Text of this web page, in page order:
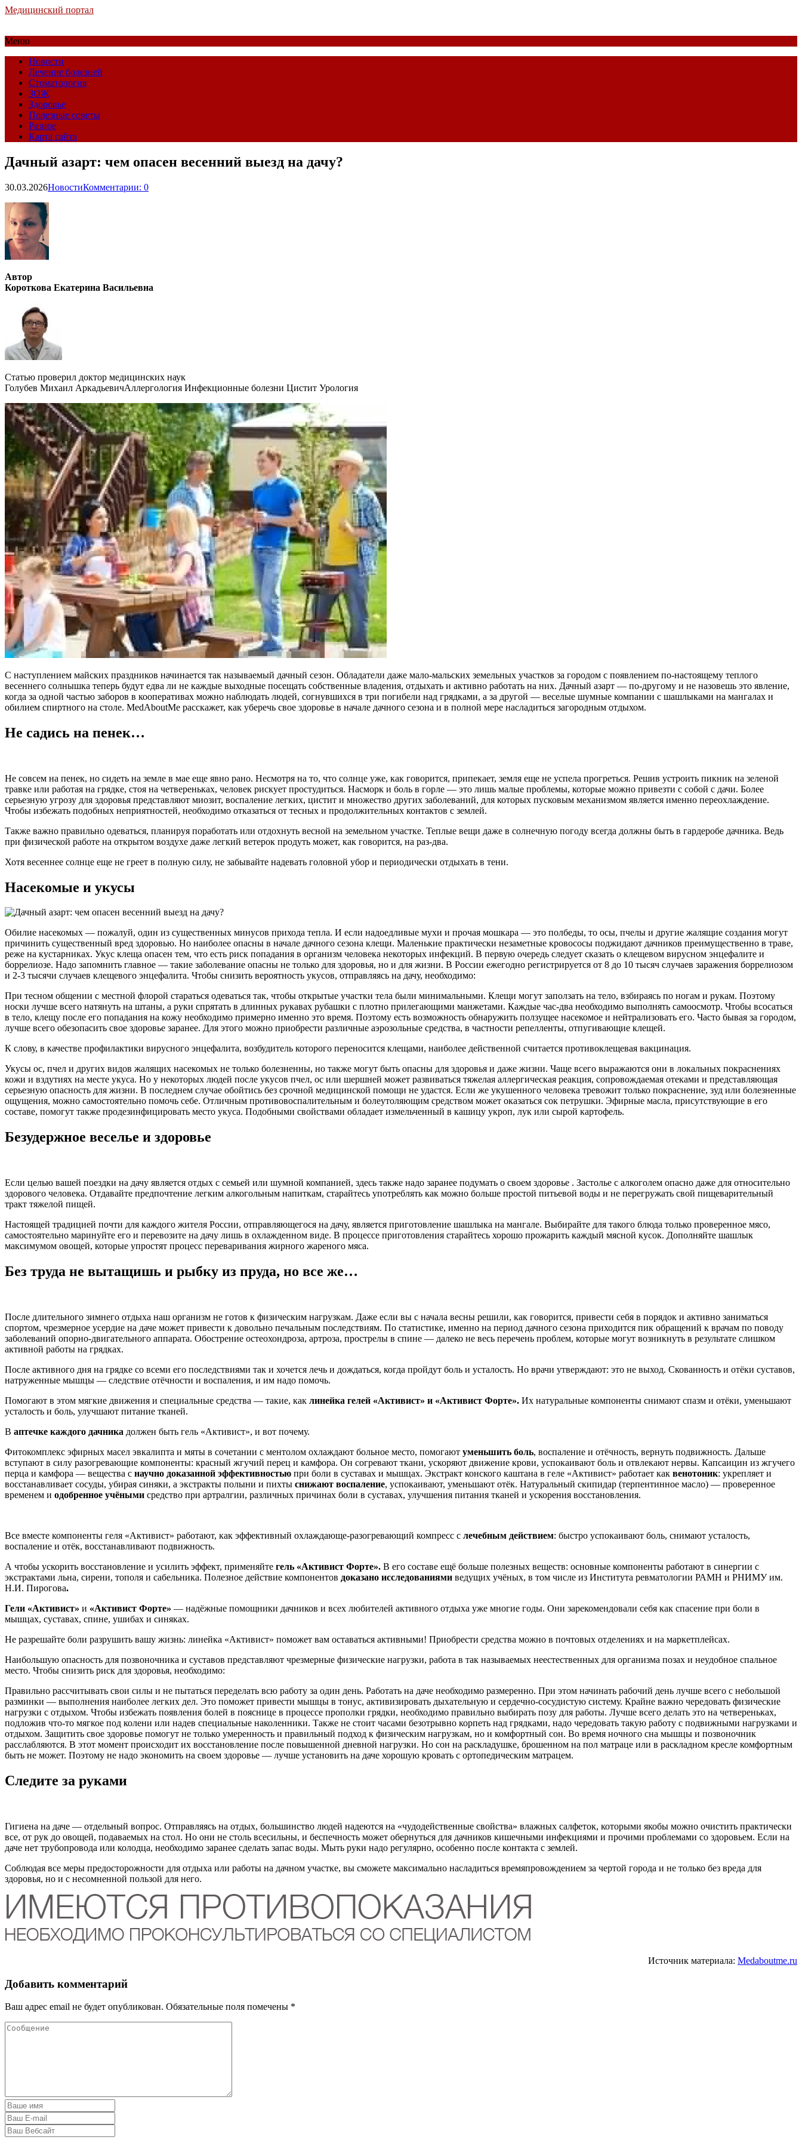
Медицинский портал
Меню
Новости
Лечение болезней
Стоматология
ЗОЖ
Здоровье
Полезные советы
Разное
Карта сайта
Дачный азарт: чем опасен весенний выезд на дачу?
30.03.2026НовостиКомментарии: 0
Автор
Короткова Екатерина Васильевна
Статью проверил доктор медицинских наук
Голубев Михаил АркадьевичАллергология Инфекционные болезни Цистит Урология
С наступлением майских праздников начинается так называемый дачный сезон. Обладатели даже мало-мальских земельных участков за городом с появлением по-настоящему теплого
весеннего солнышка теперь будут едва ли не каждые выходные посещать собственные владения, отдыхать и активно работать на них. Дачный азарт — по-другому и не назовешь это явление,
когда за одной частью заборов в кооперативах можно наблюдать людей, согнувшихся в три погибели над грядками, а за другой — веселые шумные компании с шашлыками на мангалах и
обилием спиртного на столе. MedAboutMe расскажет, как уберечь свое здоровье в начале дачного сезона и в полной мере насладиться загородным отдыхом.
Не садись на пенек…
Не совсем на пенек, но сидеть на земле в мае еще явно рано. Несмотря на то, что солнце уже, как говорится, припекает, земля еще не успела прогреться. Решив устроить пикник на зеленой
травке или работая на грядке, стоя на четвереньках, человек рискует простудиться. Насморк и боль в горле — это лишь малые проблемы, которые можно привезти с собой с дачи. Более
серьезную угрозу для здоровья представляют миозит, воспаление легких, цистит и множество других заболеваний, для которых пусковым механизмом является именно переохлаждение.
Чтобы избежать подобных неприятностей, необходимо отказаться от тесных и продолжительных контактов с землей.
Также важно правильно одеваться, планируя поработать или отдохнуть весной на земельном участке. Теплые вещи даже в солнечную погоду всегда должны быть в гардеробе дачника. Ведь
при физической работе на открытом воздухе даже легкий ветерок продуть может, как говорится, на раз-два.
Хотя весеннее солнце еще не греет в полную силу, не забывайте надевать головной убор и периодически отдыхать в тени.
Насекомые и укусы
Обилие насекомых — пожалуй, один из существенных минусов прихода тепла. И если надоедливые мухи и прочая мошкара — это полбеды, то осы, пчелы и другие жалящие создания могут
причинить существенный вред здоровью. Но наиболее опасны в начале дачного сезона клещи. Маленькие практически незаметные кровососы поджидают дачников преимущественно в траве,
реже на кустарниках. Укус клеща опасен тем, что есть риск попадания в организм человека некоторых инфекций. В первую очередь следует сказать о клещевом вирусном энцефалите и
боррелиозе. Надо запомнить главное — такие заболевание опасны не только для здоровья, но и для жизни. В России ежегодно регистрируется от 8 до 10 тысяч случаев заражения боррелиозом
и 2-3 тысячи случаев клещевого энцефалита. Чтобы снизить вероятность укусов, отправляясь на дачу, необходимо:
При тесном общении с местной флорой стараться одеваться так, чтобы открытые участки тела были минимальными. Клещи могут заползать на тело, взбираясь по ногам и рукам. Поэтому
носки лучше всего натянуть на штаны, а руки спрятать в длинных рукавах рубашки с плотно прилегающими манжетами. Каждые час-два необходимо выполнять самоосмотр. Чтобы всосаться
в тело, клещу после его попадания на кожу необходимо примерно именно это время. Поэтому есть возможность обнаружить ползущее насекомое и нейтрализовать его. Часто бывая за городом,
лучше всего обезопасить свое здоровье заранее. Для этого можно приобрести различные аэрозольные средства, в частности репелленты, отпугивающие клещей.
К слову, в качестве профилактики вирусного энцефалита, возбудитель которого переносится клещами, наиболее действенной считается противоклещевая вакцинация.
Укусы ос, пчел и других видов жалящих насекомых не только болезненны, но также могут быть опасны для здоровья и даже жизни. Чаще всего выражаются они в локальных покраснениях
кожи и вздутиях на месте укуса. Но у некоторых людей после укусов пчел, ос или шершней может развиваться тяжелая аллергическая реакция, сопровождаемая отеками и представляющая
серьезную опасность для жизни. В последнем случае обойтись без срочной медицинской помощи не удастся. Если же укушенного человека тревожит только покраснение, зуд или болезненные
ощущения, можно самостоятельно помочь себе. Отличным противовоспалительным и болеутоляющим средством может оказаться сок петрушки. Эфирные масла, присутствующие в его
составе, помогут также продезинфицировать место укуса. Подобными свойствами обладает измельченный в кашицу укроп, лук или сырой картофель.
Безудержное веселье и здоровье
Если целью вашей поездки на дачу является отдых с семьей или шумной компанией, здесь также надо заранее подумать о своем здоровье . Застолье с алкоголем опасно даже для относительно
здорового человека. Отдавайте предпочтение легким алкогольным напиткам, старайтесь употреблять как можно больше простой питьевой воды и не перегружать свой пищеварительный
тракт тяжелой пищей.
Настоящей традицией почти для каждого жителя России, отправляющегося на дачу, является приготовление шашлыка на мангале. Выбирайте для такого блюда только проверенное мясо,
самостоятельно маринуйте его и перевозите на дачу лишь в охлажденном виде. В процессе приготовления старайтесь хорошо прожарить каждый мясной кусок. Дополняйте шашлык
максимумом овощей, которые упростят процесс переваривания жирного жареного мяса.
Без труда не вытащишь и рыбку из пруда, но все же…
После длительного зимнего отдыха наш организм не готов к физическим нагрузкам. Даже если вы с начала весны решили, как говорится, привести себя в порядок и активно заниматься
спортом, чрезмерное усердие на даче может привести к довольно печальным последствиям. По статистике, именно на период дачного сезона приходится пик обращений к врачам по поводу
заболеваний опорно-двигательного аппарата. Обострение остеохондроза, артроза, прострелы в спине — далеко не весь перечень проблем, которые могут возникнуть в результате слишком
активной работы на грядках.
После активного дня на грядке со всеми его последствиями так и хочется лечь и дождаться, когда пройдут боль и усталость. Но врачи утверждают: это не выход. Скованность и отёки суставов,
натруженные мышцы — следствие отёчности и воспаления, и им надо помочь.
Помогают в этом мягкие движения и специальные средства — такие, как линейка гелей «Активист» и «Активист Форте». Их натуральные компоненты снимают спазм и отёки, уменьшают
усталость и боль, улучшают питание тканей.
В аптечке каждого дачника должен быть гель «Активист», и вот почему.
Фитокомплекс эфирных масел эвкалипта и мяты в сочетании с ментолом охлаждают больное место, помогают уменьшить боль, воспаление и отёчность, вернуть подвижность. Дальше
вступают в силу разогревающие компоненты: красный жгучий перец и камфора. Он согревают ткани, ускоряют движение крови, успокаивают боль и отвлекают нервы. Капсаицин из жгучего
перца и камфора — вещества с научно доказанной эффективностью при боли в суставах и мышцах. Экстракт конского каштана в геле «Активист» работает как венотоник: укрепляет и
восстанавливает сосуды, убирая синяки, а экстракты полыни и пихты снижают воспаление, успокаивают, уменьшают отёк. Натуральный скипидар (терпентинное масло) — проверенное
временем и одобренное учёными средство при артралгии, различных причинах боли в суставах, улучшения питания тканей и ускорения восстановления.
Все вместе компоненты геля «Активист» работают, как эффективный охлаждающе-разогревающий компресс с лечебным действием: быстро успокаивают боль, снимают усталость,
воспаление и отёк, восстанавливают подвижность.
А чтобы ускорить восстановление и усилить эффект, применяйте гель «Активист Форте». В его составе ещё больше полезных веществ: основные компоненты работают в синергии с
экстрактами льна, сирени, тополя и сабельника. Полезное действие компонентов доказано исследованиями ведущих учёных, в том числе из Института ревматологии РАМН и РНИМУ им.
Н.И. Пирогова.
Гели «Активист» и «Активист Форте» — надёжные помощники дачников и всех любителей активного отдыха уже многие годы. Они зарекомендовали себя как спасение при боли в
мышцах, суставах, спине, ушибах и синяках.
Не разрешайте боли разрушить вашу жизнь: линейка «Активист» поможет вам оставаться активными! Приобрести средства можно в почтовых отделениях и на маркетплейсах.
Наибольшую опасность для позвоночника и суставов представляют чрезмерные физические нагрузки, работа в так называемых неестественных для организма позах и неудобное спальное
место. Чтобы снизить риск для здоровья, необходимо:
Правильно рассчитывать свои силы и не пытаться переделать всю работу за один день. Работать на даче необходимо размеренно. При этом начинать рабочий день лучше всего с небольшой
разминки — выполнения наиболее легких дел. Это поможет привести мышцы в тонус, активизировать дыхательную и сердечно-сосудистую систему. Крайне важно чередовать физические
нагрузки с отдыхом. Чтобы избежать появления болей в пояснице в процессе прополки грядки, необходимо правильно выбирать позу для работы. Лучше всего делать это на четвереньках,
подложив что-то мягкое под колени или надев специальные наколенники. Также не стоит часами безотрывно корпеть над грядками, надо чередовать такую работу с подвижными нагрузками и
отдыхом. Защитить свое здоровье помогут не только умеренность и правильный подход к физическим нагрузкам, но и комфортный сон. Во время ночного сна мышцы и позвоночник
расслабляются. В этот момент происходит их восстановление после повышенной дневной нагрузки. Но сон на раскладушке, брошенном на пол матраце или в раскладном кресле комфортным
быть не может. Поэтому не надо экономить на своем здоровье — лучше установить на даче хорошую кровать с ортопедическим матрацем.
Следите за руками
Гигиена на даче — отдельный вопрос. Отправляясь на отдых, большинство людей надеются на «чудодейственные свойства» влажных салфеток, которыми якобы можно очистить практически
все, от рук до овощей, подаваемых на стол. Но они не столь всесильны, и беспечность может обернуться для дачников кишечными инфекциями и прочими проблемами со здоровьем. Если на
даче нет трубопровода или колодца, необходимо заранее сделать запас воды. Мыть руки надо регулярно, особенно после контакта с землей.
Соблюдая все меры предосторожности для отдыха или работы на дачном участке, вы сможете максимально насладиться времяпровождением за чертой города и не только без вреда для
здоровья, но и с несомненной пользой для него.
Источник материала: Medaboutme.ru
Добавить комментарий
Ваш адрес email не будет опубликован. Обязательные поля помечены *